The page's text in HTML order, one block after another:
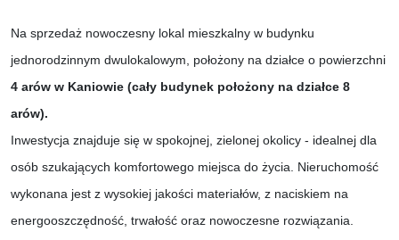
Na sprzedaż nowoczesny lokal mieszkalny w budynku
jednorodzinnym dwulokalowym, położony na działce o powierzchni
4 arów w Kaniowie (cały budynek położony na działce 8
arów).
Inwestycja znajduje się w spokojnej, zielonej okolicy - idealnej dla
osób szukających komfortowego miejsca do życia. Nieruchomość
wykonana jest z wysokiej jakości materiałów, z naciskiem na
energooszczędność, trwałość oraz nowoczesne rozwiązania.